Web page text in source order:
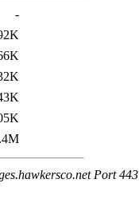
-
Port 443